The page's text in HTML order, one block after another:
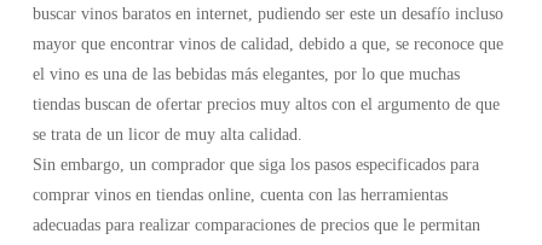
buscar vinos baratos en internet, pudiendo ser este un desafío incluso
mayor que encontrar vinos de calidad, debido a que, se reconoce que
el vino es una de las bebidas más elegantes, por lo que muchas
tiendas buscan de ofertar precios muy altos con el argumento de que
se trata de un licor de muy alta calidad.
Sin embargo, un comprador que siga los pasos especificados para
comprar vinos en tiendas online, cuenta con las herramientas
adecuadas para realizar comparaciones de precios que le permitan